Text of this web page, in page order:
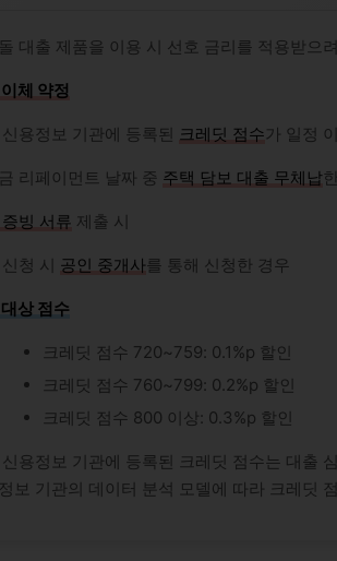
대출 제품을 이용 시 선호 금리를 적용받으
체 약정
용정보 기관에 등록된 크레딧 점수가 일정
리페이먼트 날짜 중 주택 담보 대출 무체납
빙 서류 제출 시
청 시 공인 중개사를 통해 신청한 경우
상 점수
크레딧 점수 720~759: 0.1%p 할인
크레딧 점수 760~799: 0.2%p 할인
크레딧 점수 800 이상: 0.3%p 할인
용정보 기관에 등록된 크레딧 점수는 대출
보 기관의 데이터 분석 모델에 따라 크레딧